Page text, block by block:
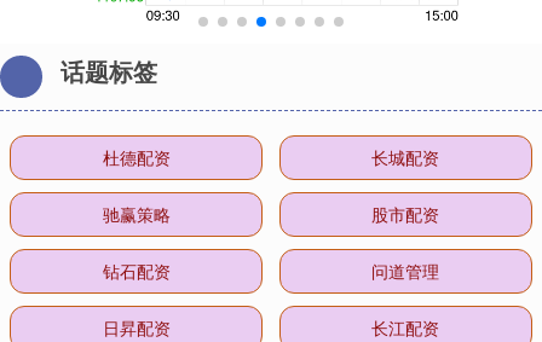
话题标签
杜德配资 长城配资
驰赢策略 股市配资
钻石配资 问道管理
日昇配资 长江配资